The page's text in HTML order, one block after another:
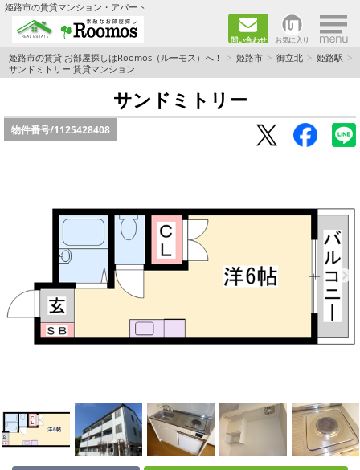
姫路市の賃貸マンション・アパート
問い合わせ お気に入り ×
TOPページ
ファミリー向けの部屋を探す
一人暮らし向けの部屋を探す
カップル向けの部屋を探す
敷金礼金0円の部屋を探す
都市ガス&オール電化の部屋を探す
ネット無料の部屋を探す
☆インターネット無料物件☆
☆敷金·礼金0円物件☆
姫路市の賃貸 お部屋探しはRoomos（ルーモス）へ！ 姫路市 御立北
姫路駅
サンドミトリー 賃貸マンション
サンドミトリー
物件番号/1125428408